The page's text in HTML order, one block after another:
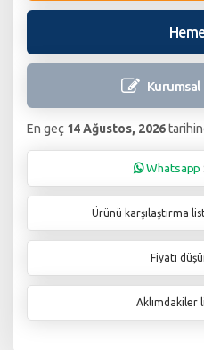
En geç 14 Ağustos, 2026
Whatsapp
Ürünü karşılaştırma
Fiyatı
Aklımdakiler